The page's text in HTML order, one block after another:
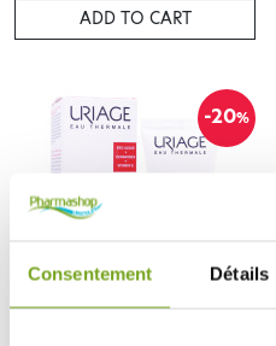
Consentement Détails
ADD TO CART
-20%